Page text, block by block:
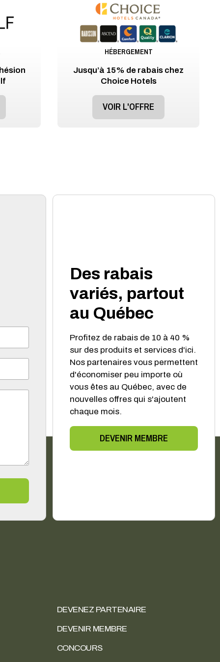
HÉBERGEMENT
Jusqu’à 15% de rabais chez
Choice Hotels
VOIR L'OFFRE
Des rabais
variés, partout
au Québec
Profitez de rabais de 10 à 40 %
sur des produits et services d'ici.
Nos partenaires vous permettent
d'économiser peu importe où
vous êtes au Québec, avec de
nouvelles offres qui s'ajoutent
chaque mois.
DEVENIR MEMBRE
DEVENEZ PARTENAIRE
DEVENIR MEMBRE
CONCOURS